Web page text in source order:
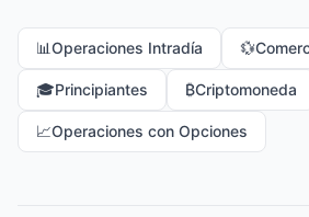
📊Operaciones Intradía 💱
🎓Principiantes ₿Criptomoneda
📈Operaciones con Opciones